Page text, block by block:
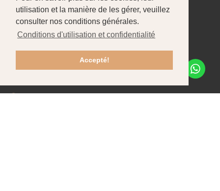
utilisation et la manière de les gérer, veuillez
consulter nos conditions générales.
Conditions d'utilisation et confidentialité
Accepté!
CONTACTOS
Pataias-Gare
+351 244 586 470